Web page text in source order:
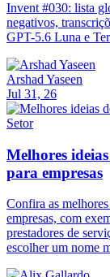
Invent #030: lista
negativos,
GPT-5.6 Luna e
Arshad Yaseen
Jul 31, 26
Setor
Melhores
para empresas
Confira as
empresas, com
prestadores de
escolher um nome